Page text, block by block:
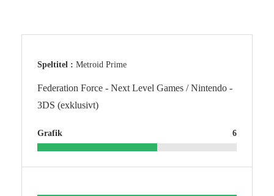
Speltitel : Metroid Prime
Federation Force - Next Level Games / Nintendo -
3DS (exklusivt)
Grafik 6